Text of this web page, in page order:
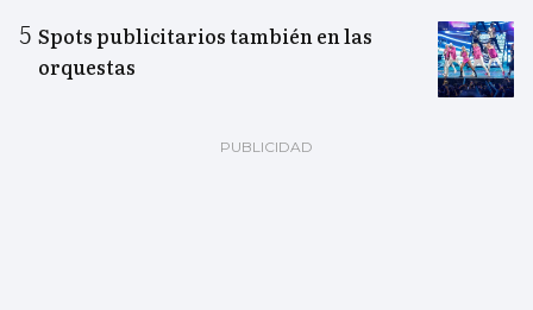
Spots publicitarios también en las
orquestas